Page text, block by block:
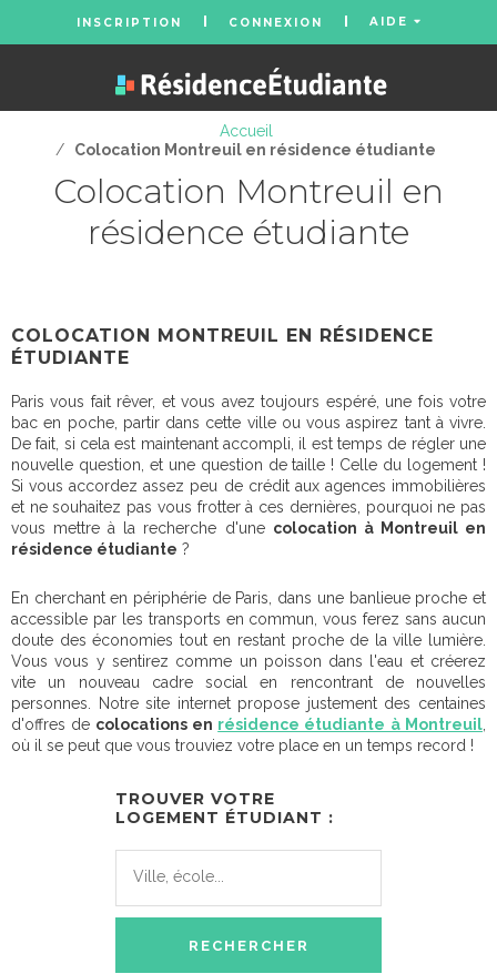
INSCRIPTION CONNEXION AIDE
Accueil
/
Colocation Montreuil en résidence étudiante
Colocation Montreuil en
résidence étudiante
COLOCATION MONTREUIL EN RÉSIDENCE
ÉTUDIANTE
Paris vous fait rêver, et vous avez toujours espéré, une fois votre
bac en poche, partir dans cette ville ou vous aspirez tant à vivre.
De fait, si cela est maintenant accompli, il est temps de régler une
nouvelle question, et une question de taille ! Celle du logement !
Si vous accordez assez peu de crédit aux agences immobilières
et ne souhaitez pas vous frotter à ces dernières, pourquoi ne pas
vous mettre à la recherche d'une colocation à Montreuil en
résidence étudiante ?
En cherchant en périphérie de Paris, dans une banlieue proche et
accessible par les transports en commun, vous ferez sans aucun
doute des économies tout en restant proche de la ville lumière.
Vous vous y sentirez comme un poisson dans l'eau et créerez
vite un nouveau cadre social en rencontrant de nouvelles
personnes. Notre site internet propose justement des centaines
d'offres de colocations en résidence étudiante à Montreuil
où il se peut que vous trouviez votre place en un temps record !
TROUVER VOTRE
LOGEMENT ÉTUDIANT :